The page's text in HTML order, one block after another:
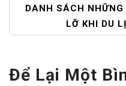
Ư
G
DANH SÁCH
LỠ KHI DU
Để Lại Một